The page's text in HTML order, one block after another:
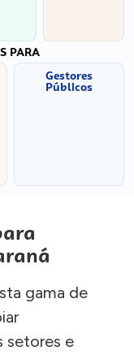
PARA
Gestores
Públicos
gama de
setores e